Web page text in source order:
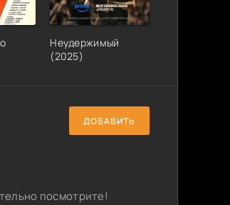
Неудержимый
(2025)
ДОБАВИТЬ
посмотрите!